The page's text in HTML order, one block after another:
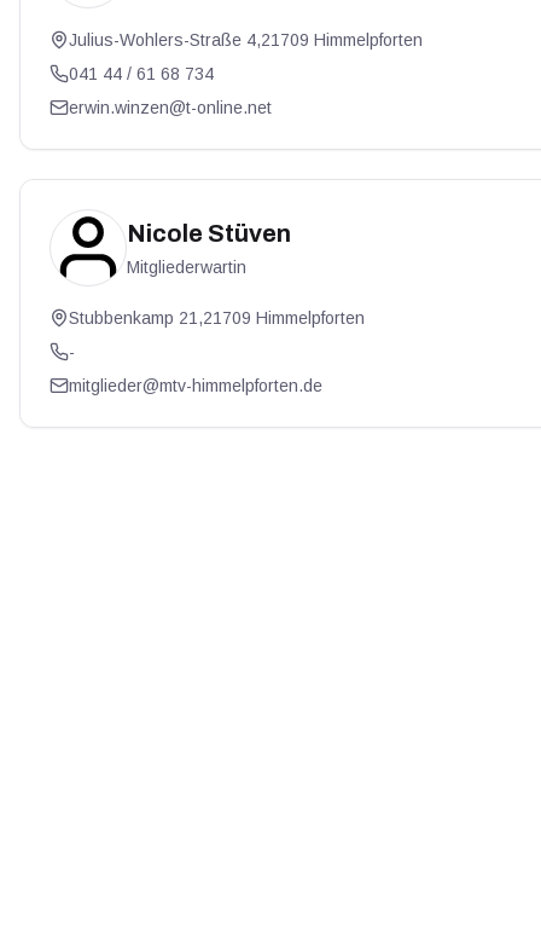
Julius-Wohlers-Straße 4,21709 Himmelpforten
041 44 / 61 68 734
erwin.winzen@t-online.net
View profile
Nicole Stüven
Mitgliederwartin
Stubbenkamp 21,21709 Himmelpforten
-
mitglieder@mtv-himmelpforten.de